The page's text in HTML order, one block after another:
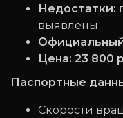
Недостатки:
выявлены
Цена: 23 800
Паспортные
Скорости